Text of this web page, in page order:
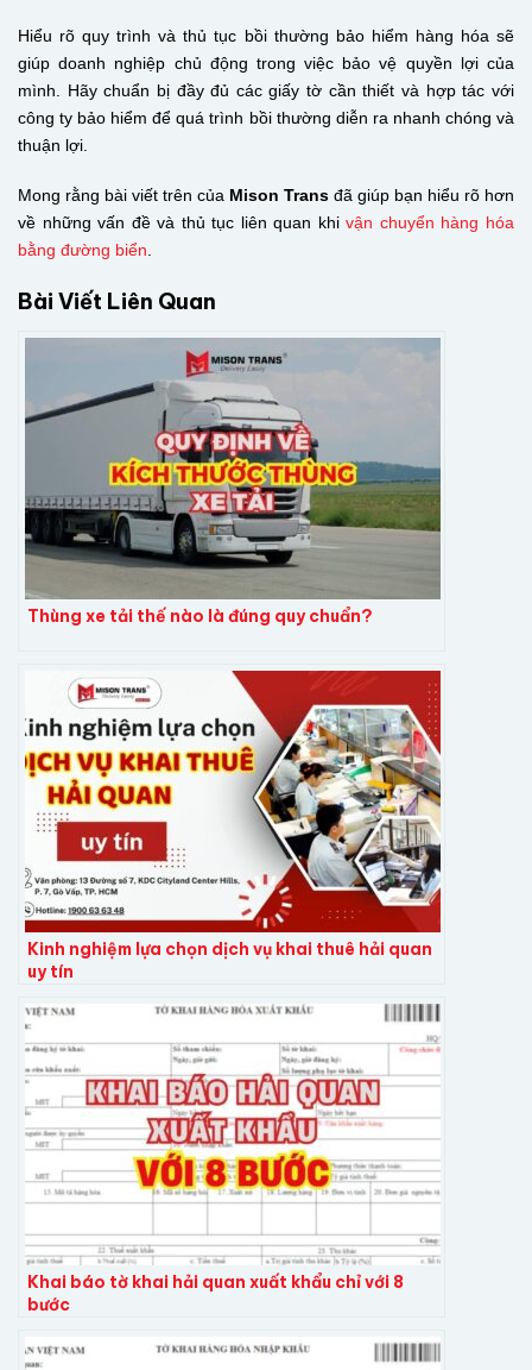
Hiểu rõ quy trình và thủ tục bồi thường bảo hiểm hàng hóa sẽ
giúp doanh nghiệp chủ động trong việc bảo vệ quyền lợi của
mình. Hãy chuẩn bị đầy đủ các giấy tờ cần thiết và hợp tác với
công ty bảo hiểm để quá trình bồi thường diễn ra nhanh chóng và
thuận lợi.
Mong rằng bài viết trên của Mison Trans đã giúp bạn hiểu rõ hơn
về những vấn đề và thủ tục liên quan khivận chuyển hàng hóa
bằng đường biển
Bài Viết Liên Quan
Thùng xe tải thế nào là đúng quy chuẩn?
Kinh nghiệm lựa chọn dịch vụ khai thuê hải quan
uy tín
Khai báo tờ khai hải quan xuất khẩu chỉ với 8
bước